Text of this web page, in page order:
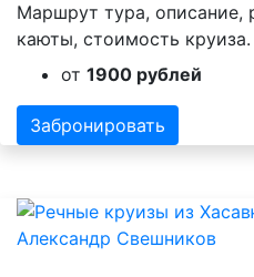
Маршрут тура, описание,
каюты, стоимость круиза.
от 1900 рублей
Забронировать